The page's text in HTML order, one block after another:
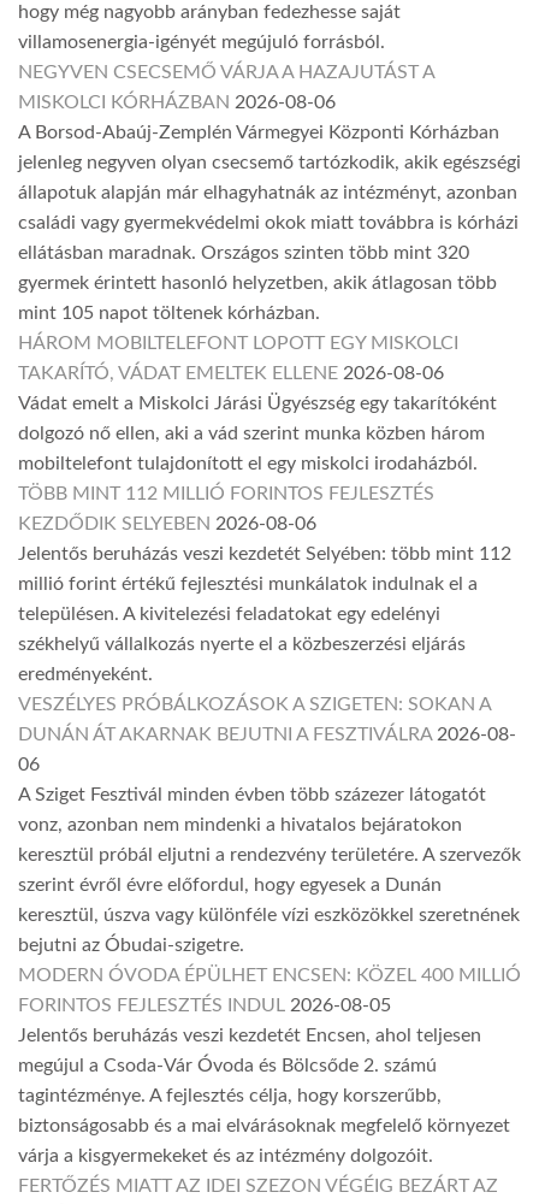
hogy még nagyobb arányban fedezhesse saját
villamosenergia-igényét megújuló forrásból.
NEGYVEN CSECSEMŐ VÁRJA A HAZAJUTÁST A
MISKOLCI KÓRHÁZBAN 2026-08-06
A Borsod-Abaúj-Zemplén Vármegyei Központi Kórházban
jelenleg negyven olyan csecsemő tartózkodik, akik egészségi
állapotuk alapján már elhagyhatnák az intézményt, azonban
családi vagy gyermekvédelmi okok miatt továbbra is kórházi
ellátásban maradnak. Országos szinten több mint 320
gyermek érintett hasonló helyzetben, akik átlagosan több
mint 105 napot töltenek kórházban.
HÁROM MOBILTELEFONT LOPOTT EGY MISKOLCI
TAKARÍTÓ, VÁDAT EMELTEK ELLENE 2026-08-06
Vádat emelt a Miskolci Járási Ügyészség egy takarítóként
dolgozó nő ellen, aki a vád szerint munka közben három
mobiltelefont tulajdonított el egy miskolci irodaházból.
TÖBB MINT 112 MILLIÓ FORINTOS FEJLESZTÉS
KEZDŐDIK SELYEBEN 2026-08-06
Jelentős beruházás veszi kezdetét Selyében: több mint 112
millió forint értékű fejlesztési munkálatok indulnak el a
településen. A kivitelezési feladatokat egy edelényi
székhelyű vállalkozás nyerte el a közbeszerzési eljárás
eredményeként.
VESZÉLYES PRÓBÁLKOZÁSOK A SZIGETEN: SOKAN A
DUNÁN ÁT AKARNAK BEJUTNI A FESZTIVÁLRA 2026-08-
06
A Sziget Fesztivál minden évben több százezer látogatót
vonz, azonban nem mindenki a hivatalos bejáratokon
keresztül próbál eljutni a rendezvény területére. A szervezők
szerint évről évre előfordul, hogy egyesek a Dunán
keresztül, úszva vagy különféle vízi eszközökkel szeretnének
bejutni az Óbudai-szigetre.
MODERN ÓVODA ÉPÜLHET ENCSEN: KÖZEL 400 MILLIÓ
FORINTOS FEJLESZTÉS INDUL 2026-08-05
Jelentős beruházás veszi kezdetét Encsen, ahol teljesen
megújul a Csoda-Vár Óvoda és Bölcsőde 2. számú
tagintézménye. A fejlesztés célja, hogy korszerűbb,
biztonságosabb és a mai elvárásoknak megfelelő környezet
várja a kisgyermekeket és az intézmény dolgozóit.
FERTŐZÉS MIATT AZ IDEI SZEZON VÉGÉIG BEZÁRT AZ